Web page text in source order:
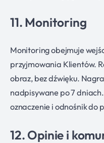
11. Monitoring
Monitoring obejmuje
przyjmowania Klientów.
obraz, bez dźwięku.
nadpisywane po 7
oznaczenie i odnośnik do
12. Opinie i